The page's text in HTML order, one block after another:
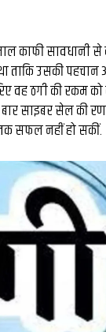
काफी सावधानी से
ताकि उसकी
ठगी की रकम को
साइबर सेल की
सफल नहीं हो सकीं.